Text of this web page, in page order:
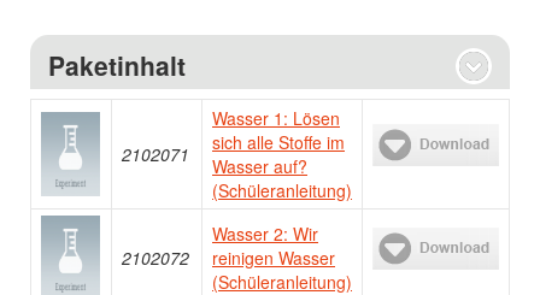
Paketinhalt
2102071
Wasser 1: Lösen
sich alle Stoffe im
Wasser auf?
(Schüleranleitung)
2102072
Wasser 2: Wir
reinigen Wasser
(Schüleranleitung)